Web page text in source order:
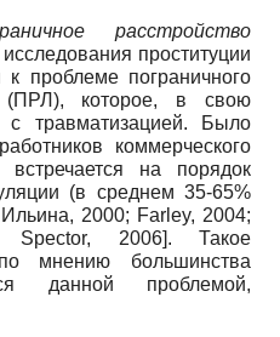
расстройство
проституции
проблеме пограничного
(ПРЛ), которое, в свою
с травматизацией. Было
коммерческого
встречается на порядок
(в среднем 35-65%
2000; Farley, 2004;
Spector, 2006]. Такое
мнению большинства
данной проблемой,